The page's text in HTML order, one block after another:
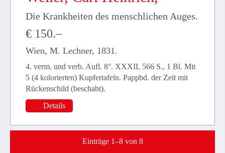
Die Krankheiten des menschlichen Auges.
€ 150.–
Wien, M. Lechner, 1831.
4. verm. und verb. Aufl. 8°. XXXII, 566 S., 1 Bl. Mit
5 (4 kolorierten) Kupfertafeln. Pappbd. der Zeit mit
Rückenschild (beschabt).
Details
Einträge 1–8 von 8